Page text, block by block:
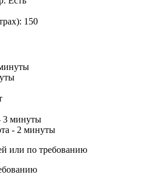
150
3 минуты
- 2 минуты
или по требованию